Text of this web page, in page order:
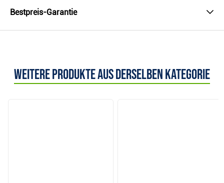
Bestpreis-Garantie
Weitere Produkte aus derselben Kategorie